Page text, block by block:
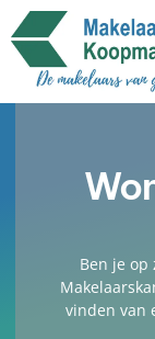
Ben je op
vinden van